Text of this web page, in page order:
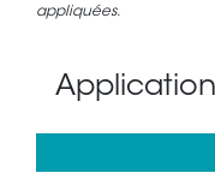
appliquées.